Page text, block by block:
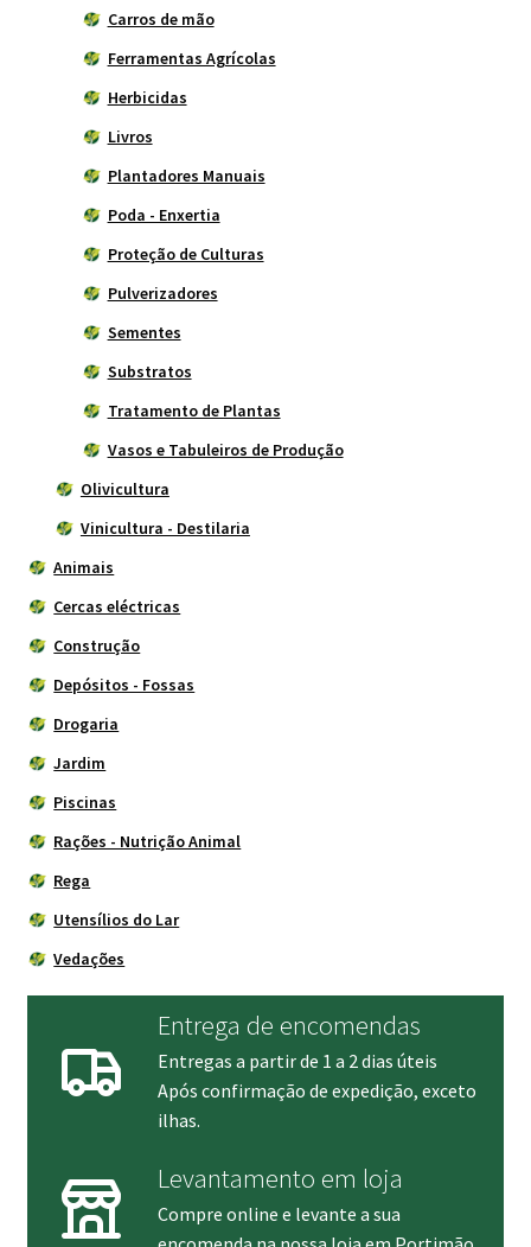
Carros de mão
Ferramentas Agrícolas
Herbicidas
Livros
Plantadores Manuais
Poda - Enxertia
Proteção de Culturas
Pulverizadores
Sementes
Substratos
Tratamento de Plantas
Vasos e Tabuleiros de Produção
Olivicultura
Vinicultura - Destilaria
Animais
Cercas eléctricas
Construção
Depósitos - Fossas
Drogaria
Jardim
Piscinas
Rações - Nutrição Animal
Rega
Utensílios do Lar
Vedações
Entrega de encomendas
Entregas a partir de 1 a 2 dias úteis
Após confirmação de expedição, exceto
ilhas.
Levantamento em loja
Compre online e levante a sua